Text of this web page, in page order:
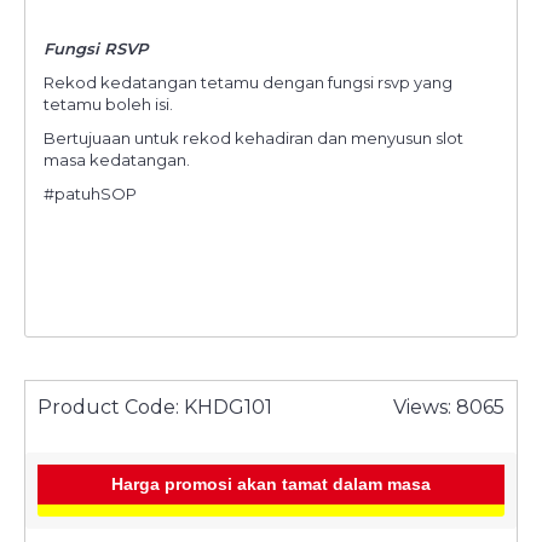
Fungsi RSVP
Rekod kedatangan tetamu dengan fungsi rsvp yang
tetamu boleh isi.
Bertujuaan untuk rekod kehadiran dan menyusun slot
masa kedatangan.
#patuhSOP
Views: 8065
Product Code: KHDG101
Harga promosi akan tamat dalam masa